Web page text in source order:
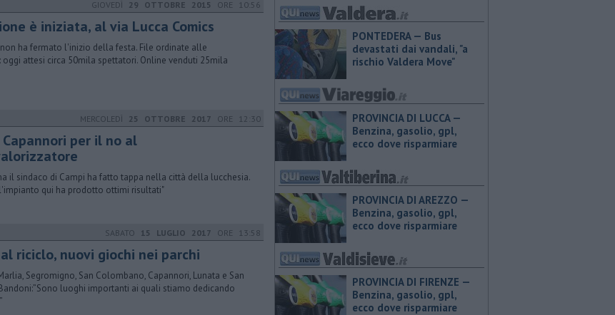
GIOVEDÌ 29 OTTOBRE 2015 ORE 10:56
è iniziata, al via Lucca Comics
ha fermato l'inizio della festa. File ordinate alle
oggi attesi circa 50mila spettatori. Online venduti 25mila
MERCOLEDÌ 25 OTTOBRE 2017 ORE 12:30
Capannori per il no al
il sindaco di Campi ha fatto tappa nella città della lucchesia.
qui ha prodotto ottimi risultati"
SABATO 15 LUGLIO 2017 ORE 13:58
riciclo, nuovi giochi nei parchi
Segromigno, San Colombano, Capannori, Lunata e San
luoghi importanti ai quali stiamo dedicando
PONTEDERA — Bus
devastati dai vandali, "a
rischio Valdera Move"
PROVINCIA DI LUCCA — ​
Benzina, gasolio, gpl,
ecco dove risparmiare
PROVINCIA DI AREZZO — ​
Benzina, gasolio, gpl,
ecco dove risparmiare
PROVINCIA DI FIRENZE — ​
Benzina, gasolio, gpl,
ecco dove risparmiare